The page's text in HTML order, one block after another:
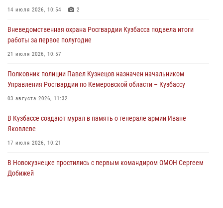
Росгвардейцы задержали нарушителя общественного порядка в
04 августа 2026, 07:41
Кемеровские росгвардейцы пресекли попытку хищения товара
04 августа 2026, 06:32
14 июля 2026, 10:54 2
Вневедомственная охрана Росгвардии Кузбасса подвела итоги
работы за первое полугодие
21 июля 2026, 10:57
Полковник полиции Павел Кузнецов назначен начальником
Управления Росгвардии по Кемеровской области – Кузбассу
03 августа 2026, 11:32
В Кузбассе создают мурал в память о генерале армии Иване
Яковлеве
17 июля 2026, 10:21
В Новокузнецке простились с первым командиром ОМОН Сергеем
Добижей